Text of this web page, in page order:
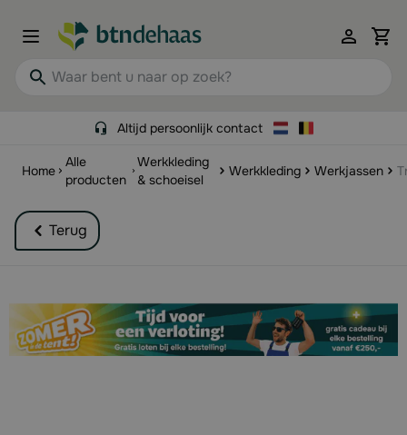
Waar bent u naar op zoek?
Altijd persoonlijk contact
Home
Alle
producten
Werkkleding
& schoeisel
Werkkleding Werkjassen
Terug